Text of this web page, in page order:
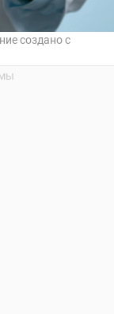
создано с